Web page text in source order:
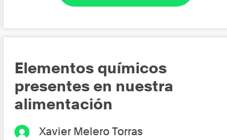
Elementos químicos
presentes en nuestra
alimentación
Xavier Melero Torras